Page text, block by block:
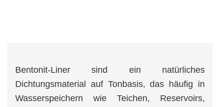
Bentonit-Liner sind ein natürliches
Dichtungsmaterial auf Tonbasis, das häufig in
Wasserspeichern wie Teichen, Reservoirs,